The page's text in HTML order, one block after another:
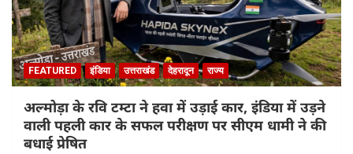
FEATURED इंडिया उत्तराखंड देहरादून राज्य
अल्मोड़ा के रवि टम्टा ने हवा में उड़ाई कार, इंडिया में उड़ने
वाली पहली कार के सफल परीक्षण पर सीएम धामी ने की
बधाई प्रेषित